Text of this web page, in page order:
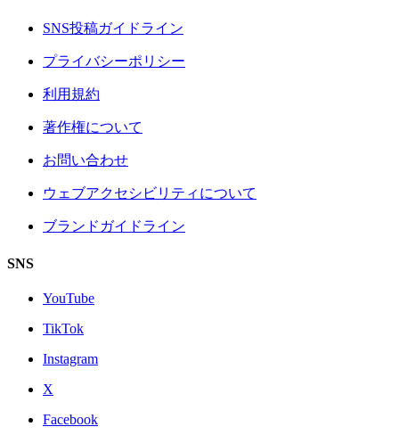
SNS投稿ガイドライン
プライバシーポリシー
利用規約
著作権について
お問い合わせ
ウェブアクセシビリティについて
ブランドガイドライン
SNS
YouTube
TikTok
Instagram
X
Facebook